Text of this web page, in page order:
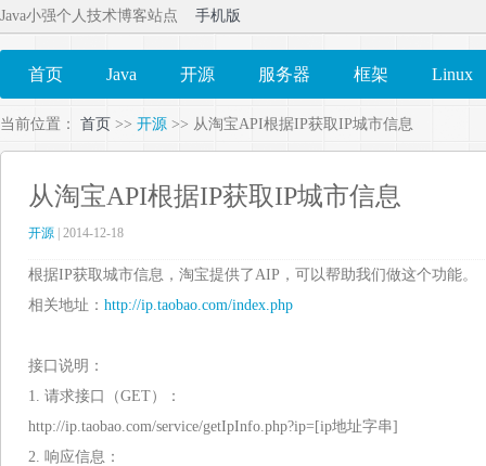
Java小强个人技术博客站点 手机版
首页 Java 开源 服务器 框架 Linux
当前位置： 首页 >> 开源 >> 从淘宝API根据IP获取IP城市信息
从淘宝API根据IP获取IP城市信息
开源 | 2014-12-18
根据IP获取城市信息，淘宝提供了AIP，可以帮助我们做这个功能。
相关地址： http://ip.taobao.com/index.php
接口说明：
1. 请求接口（GET）：
http://ip.taobao.com/service/getIpInfo.php?ip=[ip地址字串]
2. 响应信息：